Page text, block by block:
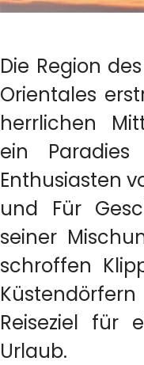
Die Region
Orientales
herrlichen
ein Paradies
Enthusiasten
und Für
seiner
schroffen
Reiseziel für
Urlaub.